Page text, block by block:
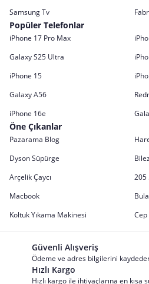
Samsung Tv
Popüler Telefonlar
iPhone 17 Pro Max
Galaxy S25 Ultra
iPhone 15
Galaxy A56
iPhone 16e
Öne Çıkanlar
Pazarama Blog
Dyson Süpürge
Arçelik Çaycı
205
Macbook
Koltuk Yıkama Makinesi
Güvenli Alışveriş
Ödeme ve adres bilgilerini
Hızlı Kargo
Hızlı kargo ile ihtiyaçlarına en kısa